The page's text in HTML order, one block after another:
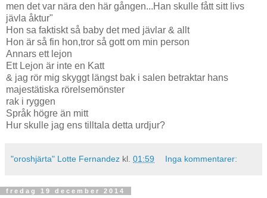
men det var nära den här gången...Han skulle fått sitt livs
jävla åktur"
Hon sa faktiskt så baby det med jävlar & allt
Hon är så fin hon,tror så gott om min person
Annars ett lejon
Ett Lejon är inte en Katt
& jag rör mig skyggt längst bak i salen betraktar hans
majestätiska rörelsemönster
rak i ryggen
Språk högre än mitt
Hur skulle jag ens tilltala detta urdjur?
"oroshjärta" Lotte Fernandez kl. 01:59 Inga kommentarer:
fredag 19 december 2014